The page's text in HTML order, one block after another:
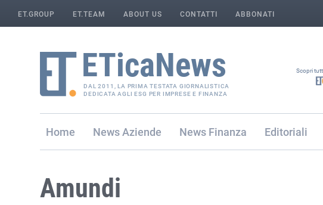
ET.GROUP ET.TEAM ABOUT US CONTATTI ABBONATI
DAL 2011, LA PRIMA TESTATA GIORNALISTICA
DEDICATA AGLI ESG PER IMPRESE E FINANZA
Scopri
Home Aziende Finanza Editoriali
Amundi